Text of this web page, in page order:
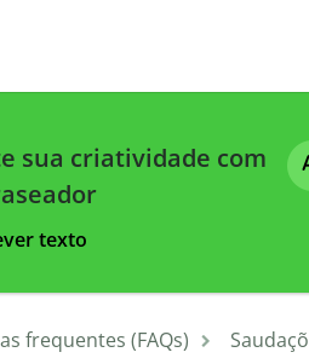
sua criatividade com
texto
frequentes (FAQs)